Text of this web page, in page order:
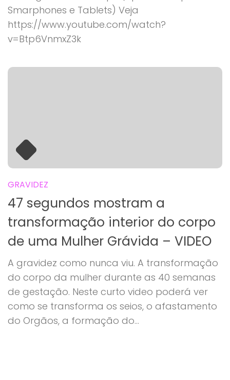
Smarphones e Tablets) Veja
https://www.youtube.com/watch?
v=Btp6VnmxZ3k
GRAVIDEZ
47 segundos mostram a
transformação interior do corpo
de uma Mulher Grávida – VIDEO
A gravidez como nunca viu. A transformação
do corpo da mulher durante as 40 semanas
de gestação. Neste curto video poderá ver
como se transforma os seios, o afastamento
do Orgãos, a formação do...